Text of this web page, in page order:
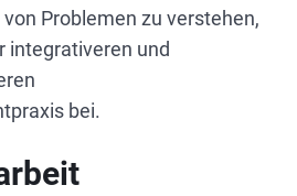
Problemen zu verstehen,
integrativeren und
bei.